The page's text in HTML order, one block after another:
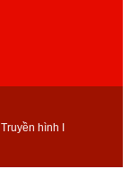
hình I